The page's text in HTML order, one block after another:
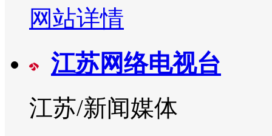
网站详情
江苏网络电视台
江苏/新闻媒体